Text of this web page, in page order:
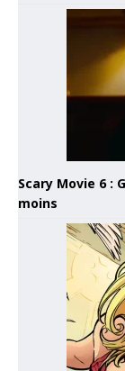
Scary Movie 6 :
moins